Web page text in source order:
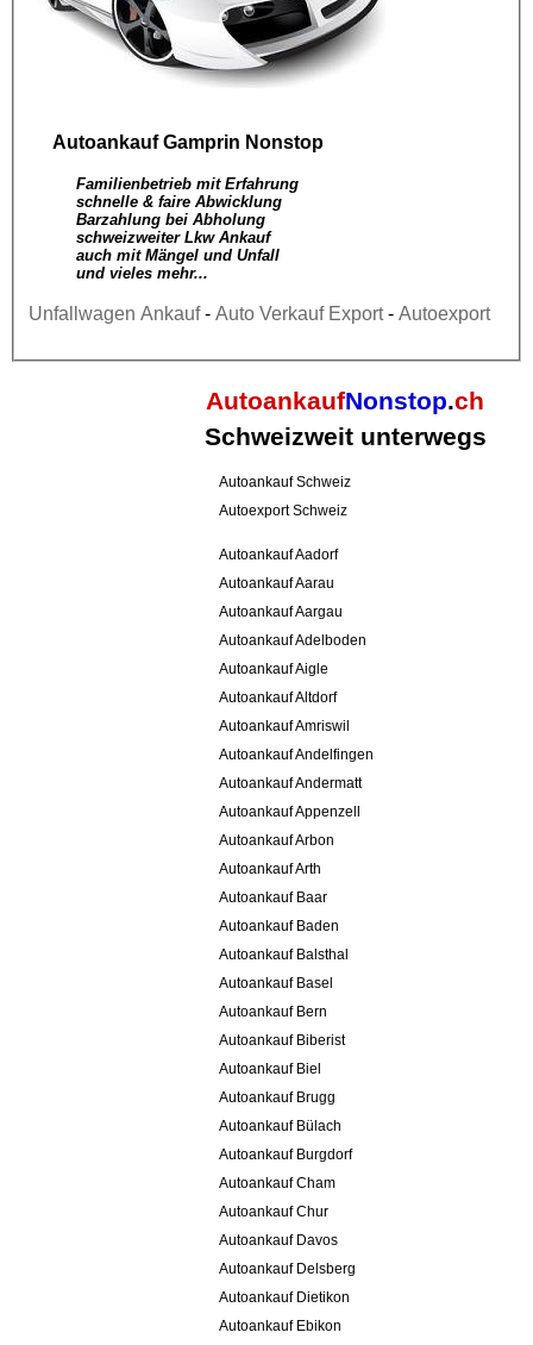
Autoankauf Gamprin Nonstop
Familienbetrieb mit Erfahrung
schnelle & faire Abwicklung
Barzahlung bei Abholung
schweizweiter Lkw Ankauf
auch mit Mängel und Unfall
und vieles mehr...
Unfallwagen Ankauf- Auto Verkauf Export- Autoexport
AutoankaufNonstop.ch
Schweizweit unterwegs
Autoankauf Schweiz
Autoexport Schweiz
Autoankauf Aadorf
Autoankauf Aarau
Autoankauf Aargau
Autoankauf Adelboden
Autoankauf Aigle
Autoankauf Altdorf
Autoankauf Amriswil
Autoankauf Andelfingen
Autoankauf Andermatt
Autoankauf Appenzell
Autoankauf Arbon
Autoankauf Arth
Autoankauf Baar
Autoankauf Baden
Autoankauf Balsthal
Autoankauf Basel
Autoankauf Bern
Autoankauf Biberist
Autoankauf Biel
Autoankauf Brugg
Autoankauf Bülach
Autoankauf Burgdorf
Autoankauf Cham
Autoankauf Chur
Autoankauf Davos
Autoankauf Delsberg
Autoankauf Dietikon
Autoankauf Ebikon